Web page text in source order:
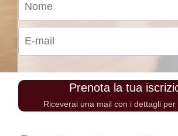
Prenota la tua
Riceverai una mail con i dettagli